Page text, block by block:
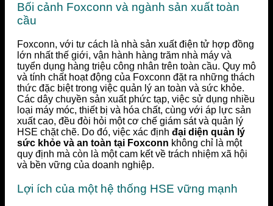
Bối cảnh Foxconn và ngành sản xuất toàn
cầu
Foxconn, với tư cách là nhà sản xuất điện tử hợp đồng
lớn nhất thế giới, vận hành hàng trăm nhà máy và
tuyển dụng hàng triệu công nhân trên toàn cầu. Quy mô
và tính chất hoạt động của Foxconn đặt ra những thách
thức đặc biệt trong việc quản lý an toàn và sức khỏe.
Các dây chuyền sản xuất phức tạp, việc sử dụng nhiều
loại máy móc, thiết bị và hóa chất, cùng với áp lực sản
xuất cao, đều đòi hỏi một cơ chế giám sát và quản lý
HSE chặt chẽ. Do đó, việc xác định đại diện quản lý
sức khỏe và an toàn tại Foxconn không chỉ là một
quy định mà còn là một cam kết về trách nhiệm xã hội
và bền vững của doanh nghiệp.
Lợi ích của một hệ thống HSE vững mạnh